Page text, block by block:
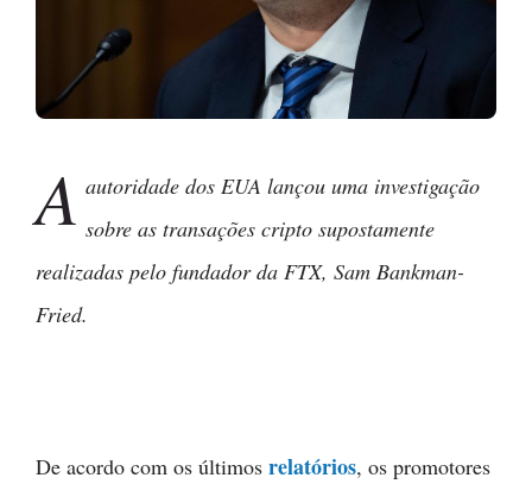
A autoridade dos EUA lançou uma investigação
sobre as transações cripto supostamente
realizadas pelo fundador da FTX, Sam Bankman-
Fried.
De acordo com os últimos relatórios, os promotores